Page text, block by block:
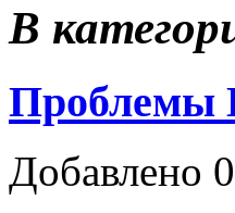
В
Проблемы
Добавлено